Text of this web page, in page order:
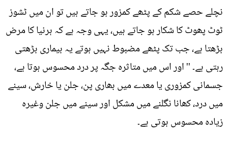
نچلے حصے شکم کے پٹھے کمزور ہو جاتے ہیں تو ان میں ٹشوز
ٹوٹ پھوٹ کا شکار ہو جاتے ہیں، یہی وجہ ہے کہ ہرنیا کا مرض
بڑھتا ہے، جب تک پٹھے مضبوط نہیں ہوتے یہ بیماری بڑھتی
رہتی ہے۔ '' اور اس میں متاثرہ جگہ پر درد محسوس ہوتا ہے،
جسمانی کمزوری یا معدے میں بھاری پن، جلن یا خارش، سینے
میں درد، کھانا نگلنے میں مشکل اور سینے میں جلن وغیرہ
زیادہ محسوس ہوتی ہے۔